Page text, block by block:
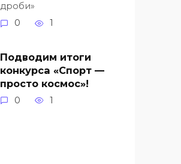
дроби»
0
1
Подводим итоги
конкурса «Спорт —
просто космос»!
0 1